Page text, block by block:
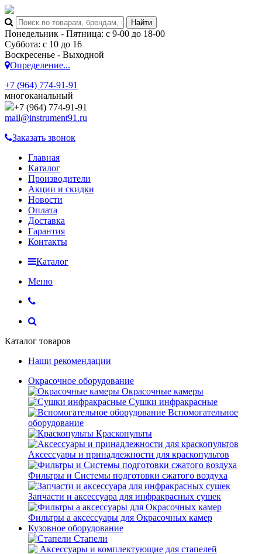
Понедельник - Пятница: с 9-00 до 18-00
Суббота: с 10 до 16
Воскресенье - Выходной
Определение...
+7 (964) 774-91-91
многоканальный
+7 (964) 774-91-91
mail@instrument91.ru
Заказать звонок
Главная
Каталог
Производители
Акции и скидки
Новости
Оплата
Доставка
Гарантия
Контакты
Каталог
Меню
Каталог товаров
Наши рекомендации
Окрасочное оборудование
Окрасочные камеры
Сушки инфракрасные
Вспомогательное
оборудование
Краскопульты
Аксессуары и принадлежности для краскопультов
Фильтры и Системы подготовки сжатого воздуха
Запчасти и аксессуара для инфракрасных сушек
Фильтры а аксессуары для Окрасочных камер
Кузовное оборудование
Стапели